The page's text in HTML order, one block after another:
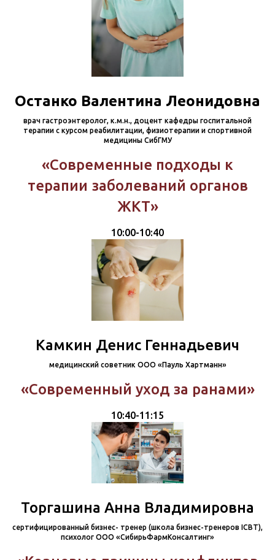
Останко Валентина Леонидовна
врач гастроэнтеролог, к.м.н., доцент кафедры госпитальной
терапии с курсом реабилитации, физиотерапии и спортивной
медицины СибГМУ
«Современные подходы к
терапии заболеваний органов
ЖКТ»
10:00-10:40
Камкин Денис Геннадьевич
медицинский советник ООО «Пауль Хартманн»
«Современный уход за ранами»
10:40-11:15
Торгашина Анна Владимировна
сертифицированный бизнес- тренер (школа бизнес-тренеров ICBT),
психолог ООО «СибирьФармКонсалтинг»